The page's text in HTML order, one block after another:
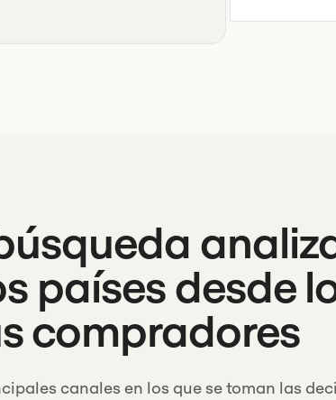
países desde
compradores
canales en los que se toman las